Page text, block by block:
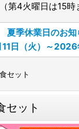
（第4火曜日は15時
夏季休業日のお知
日（火）～2026
セット
セット